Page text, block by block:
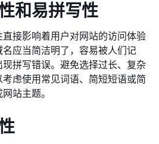
和易拼写性
接影响着用户对网站的访问体验
应当简洁明了，容易被人们记
拼写错误。避免选择过长、复杂
虑使用常见词语、简短短语或简
站主题。